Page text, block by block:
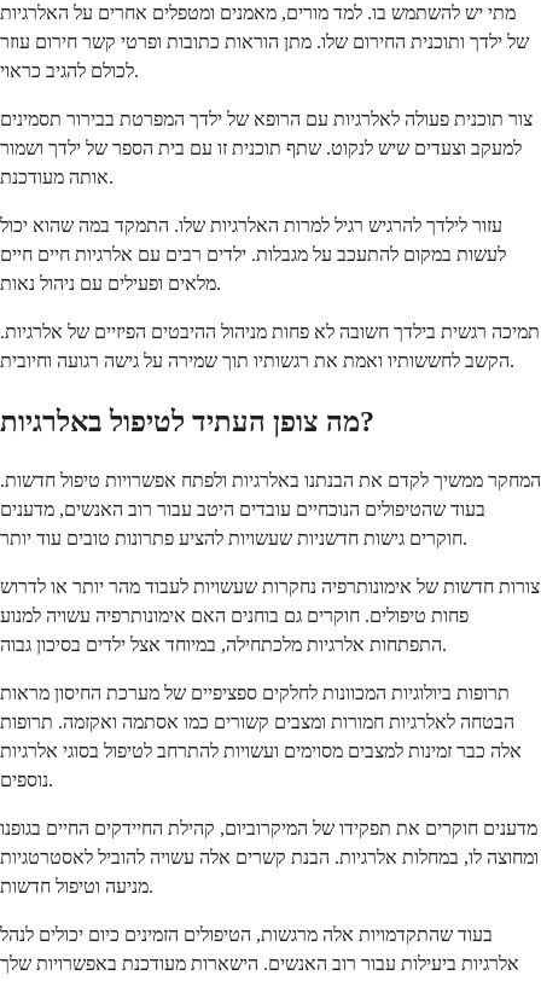
מתי יש להשתמש בו. למד מורים, מאמנים ומטפלים אחרים על האלרגיות
של ילדך ותוכנית החירום שלו. מתן הוראות כתובות ופרטי קשר חירום עוזר
לכולם להגיב כראוי.
צור תוכנית פעולה לאלרגיות עם הרופא של ילדך המפרטת בבירור תסמינים
למעקב וצעדים שיש לנקוט. שתף תוכנית זו עם בית הספר של ילדך ושמור
אותה מעודכנת.
עזור לילדך להרגיש רגיל למרות האלרגיות שלו. התמקד במה שהוא יכול
לעשות במקום להתעכב על מגבלות. ילדים רבים עם אלרגיות חיים חיים
מלאים ופעילים עם ניהול נאות.
תמיכה רגשית בילדך חשובה לא פחות מניהול ההיבטים הפיזיים של אלרגיות.
הקשב לחששותיו ואמת את רגשותיו תוך שמירה על גישה רגועה וחיובית.
מה צופן העתיד לטיפול באלרגיות?
המחקר ממשיך לקדם את הבנתנו באלרגיות ולפתח אפשרויות טיפול חדשות.
בעוד שהטיפולים הנוכחיים עובדים היטב עבור רוב האנשים, מדענים
חוקרים גישות חדשניות שעשויות להציע פתרונות טובים עוד יותר.
צורות חדשות של אימונותרפיה נחקרות שעשויות לעבוד מהר יותר או לדרוש
פחות טיפולים. חוקרים גם בוחנים האם אימונותרפיה עשויה למנוע
התפתחות אלרגיות מלכתחילה, במיוחד אצל ילדים בסיכון גבוה.
תרופות ביולוגיות המכוונות לחלקים ספציפיים של מערכת החיסון מראות
הבטחה לאלרגיות חמורות ומצבים קשורים כמו אסתמה ואקזמה. תרופות
אלה כבר זמינות למצבים מסוימים ועשויות להתרחב לטיפול בסוגי אלרגיות
נוספים.
מדענים חוקרים את תפקידו של המיקרוביום, קהילת החיידקים החיים בגופנו
ומחוצה לו, במחלות אלרגיות. הבנת קשרים אלה עשויה להוביל לאסטרטגיות
מניעה וטיפול חדשות.
בעוד שהתקדמויות אלה מרגשות, הטיפולים הזמינים כיום יכולים לנהל
אלרגיות ביעילות עבור רוב האנשים. הישארות מעודכנת באפשרויות שלך